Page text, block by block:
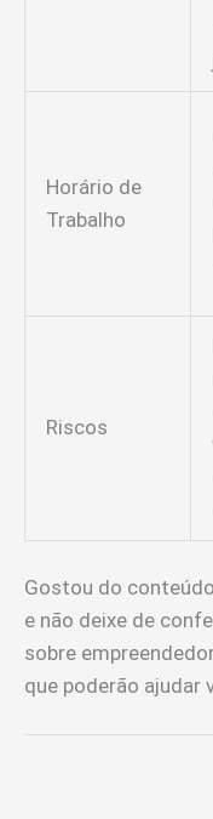
Horário de
Trabalho
Riscos
Gostou do
e não deixe de
sobre
que poderão ajudar